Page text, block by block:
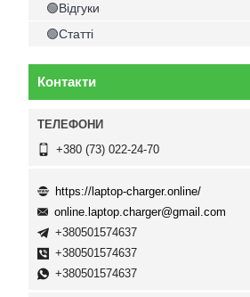
🟢Відгуки
🟢Статті
Контакти
+380 (73) 022-24-70
https://laptop-charger.online/
online.laptop.charger@gmail.com
+380501574637
+380501574637
+380501574637